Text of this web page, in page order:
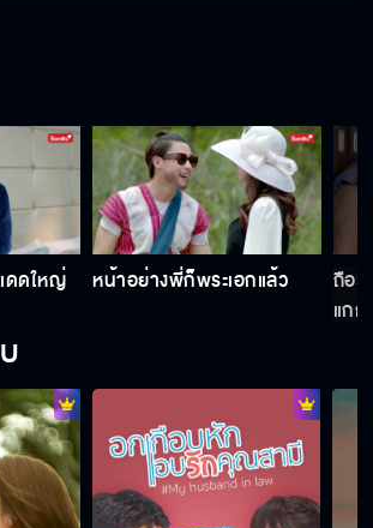
ดดใหญ่
หน้าอย่างพี่ก็พระเอกแล้ว
ถือว่
แกก็